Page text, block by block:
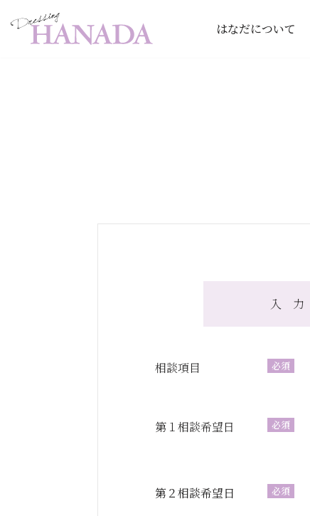
はなだについて
入 力
相談項目 必須
第１相談希望日 必須
第２相談希望日 必須